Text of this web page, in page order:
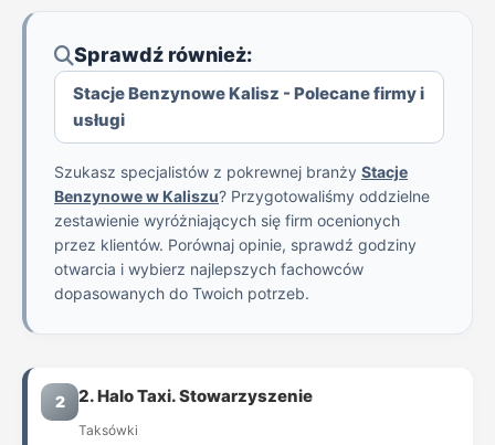
Sprawdź również:
Stacje Benzynowe Kalisz - Polecane firmy i
usługi
Szukasz specjalistów z pokrewnej branży Stacje
Benzynowe w Kaliszu? Przygotowaliśmy oddzielne
zestawienie wyróżniających się firm ocenionych
przez klientów. Porównaj opinie, sprawdź godziny
otwarcia i wybierz najlepszych fachowców
dopasowanych do Twoich potrzeb.
2 2. Halo Taxi. Stowarzyszenie
Taksówki